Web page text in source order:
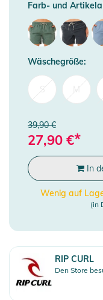
Farb- und
Wäschegröße:
39,90 €
27,90 €*
In
Wenig auf
(in
RIP CURL
Den Store